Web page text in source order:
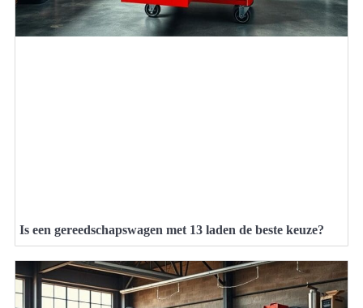
Is een gereedschapswagen met 13 laden de beste keuze?